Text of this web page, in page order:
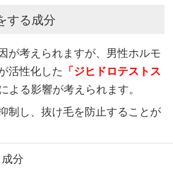
する成分
が考えられますが、男性ホルモ
活性化した 「ジヒドロテストス
よる影響が考えられます。
制し、抜け毛を防止することが
成分